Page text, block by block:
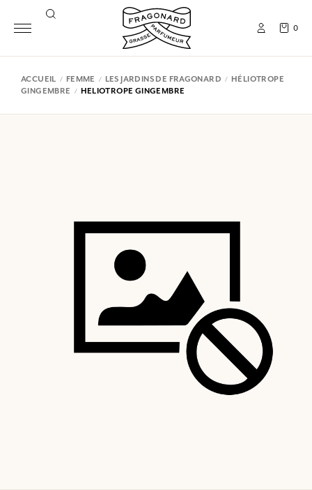
0
ACCUEIL FEMME LES JARDINS DE FRAGONARD
HÉLIOTROPE
GINGEMBRE
HELIOTROPE GINGEMBRE